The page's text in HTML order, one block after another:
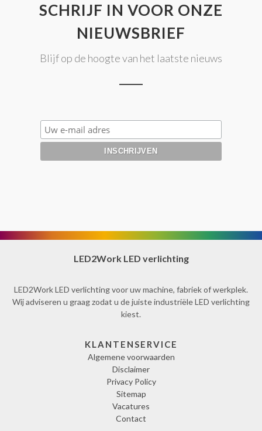
SCHRIJF IN VOOR ONZE
NIEUWSBRIEF
Blijf op de hoogte van het laatste nieuws
LED2Work LED verlichting
LED2Work LED verlichting voor uw machine, fabriek of werkplek.
Wij adviseren u graag zodat u de juiste industriële LED verlichting
kiest.
KLANTENSERVICE
Algemene voorwaarden
Disclaimer
Privacy Policy
Sitemap
Vacatures
Contact